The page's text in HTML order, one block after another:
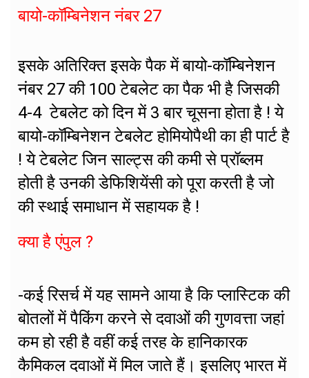
बायो-कॉम्बिनेशन नंबर 27
इसके अतिरिक्त इसके पैक में बायो-कॉम्बिनेशन
नंबर 27 की 100 टेबलेट का पैक भी है जिसकी
4-4 टेबलेट को दिन में 3 बार चूसना होता है ! ये
बायो-कॉम्बिनेशन टेबलेट होमियोपैथी का ही पार्ट है
! ये टेबलेट जिन साल्ट्स की कमी से प्रॉब्लम
होती है उनकी डेफिशियेंसी को पूरा करती है जो
की स्थाई समाधान में सहायक है !
क्या है एंपुल ?
-कई रिसर्च में यह सामने आया है कि प्लास्टिक की
बोतलों में पैकिंग करने से दवाओं की गुणवत्ता जहां
कम हो रही है वहीं कई तरह के हानिकारक
कैमिकल दवाओं में मिल जाते हैं। इसलिए भारत में